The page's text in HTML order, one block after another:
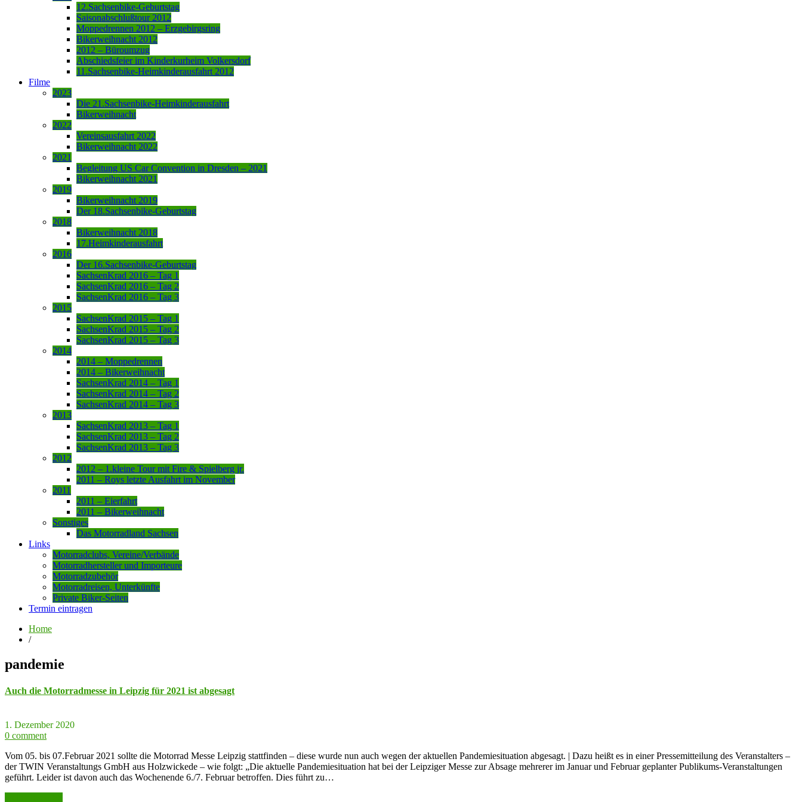
12.Sachsenbike-Geburtstag
Saisonabschlußtour 2012
Moppedrennen 2012 – Erzgebirgsring
Bikerweihnacht 2012
2012 – Büroumzug
Abschiedsfeier im Kinderkurheim Volkersdorf
11.Sachsenbike-Heimkinderausfahrt 2012
Filme
2023
Die 21.Sachsenbike-Heimkinderausfahrt
Bikerweihnacht
2022
Vereinsausfahrt 2022
Bikerweihnacht 2022
2021
Begleitung US Car Convention in Dresden – 2021
Bikerweihnacht 2021
2019
Bikerweihnacht 2019
Der 18.Sachsenbike-Geburtstag
2018
Bikerweihnacht 2018
17.Heimkinderausfahrt
2016
Der 16.Sachsenbike-Geburtstag
SachsenKrad 2016 – Tag 1
SachsenKrad 2016 – Tag 2
SachsenKrad 2016 – Tag 3
2015
SachsenKrad 2015 – Tag 1
SachsenKrad 2015 – Tag 2
SachsenKrad 2015 – Tag 3
2014
2014 – Moppedrennen
2014 – Bikerweihnacht
SachsenKrad 2014 – Tag 1
SachsenKrad 2014 – Tag 2
SachsenKrad 2014 – Tag 3
2013
SachsenKrad 2013 – Tag 1
SachsenKrad 2013 – Tag 2
SachsenKrad 2013 – Tag 3
2012
2012 – 1.kleine Tour mit Fire & Spielberg jr.
2011 – Roys letzte Ausfahrt im November
2011
2011 – Eierfahrt
2011 – Bikerweihnacht
Sonstiges
Das Motorradland Sachsen
Links
Motorradclubs, Vereine/Verbände
Motorradhersteller und Importeure
Motorradzubehör
Motorradreisen, Unterkünfte
Private Biker-Seiten
Termin eintragen
Home
/
pandemie
Auch die Motorradmesse in Leipzig für 2021 ist abgesagt
1. Dezember 2020
0 comment
Vom 05. bis 07.Februar 2021 sollte die Motorrad Messe Leipzig stattfinden – diese wurde nun auch wegen der aktuellen Pandemiesituation abgesagt. | Dazu heißt es in einer Pressemitteilung des Veranstalters –
der TWIN Veranstaltungs GmbH aus Holzwickede – wie folgt: „Die aktuelle Pandemiesituation hat bei der Leipziger Messe zur Absage mehrerer im Januar und Februar geplanter Publikums-Veranstaltungen
geführt. Leider ist davon auch das Wochenende 6./7. Februar betroffen. Dies führt zu…